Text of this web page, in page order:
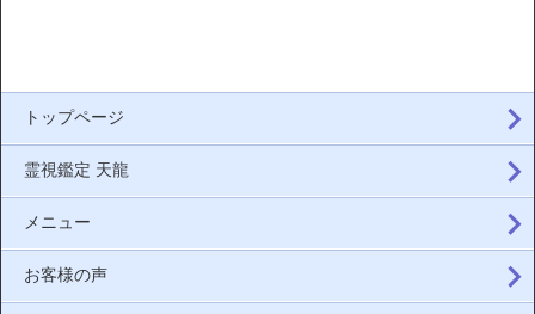
トップページ
霊視鑑定 天龍
メニュー
お客様の声